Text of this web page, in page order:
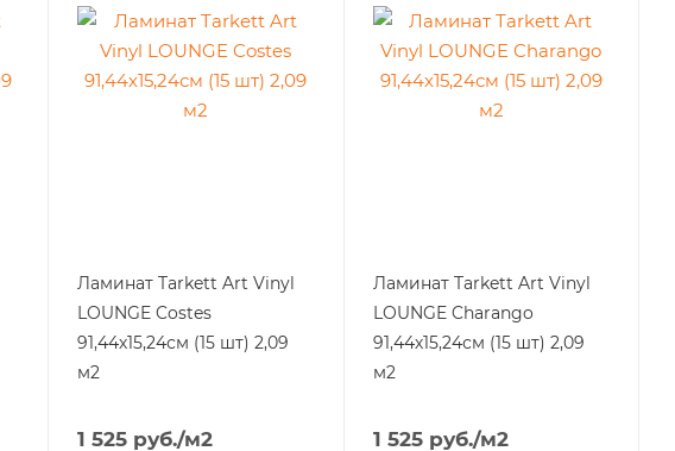
Ламинат Tarkett Art Vinyl
LOUNGE Costes
91,44х15,24см (15 шт) 2,09
м2
1 525 руб./м2
Ламинат Tarkett Art Vinyl
LOUNGE Charango
91,44х15,24см (15 шт) 2,09
м2
1 525руб./м2